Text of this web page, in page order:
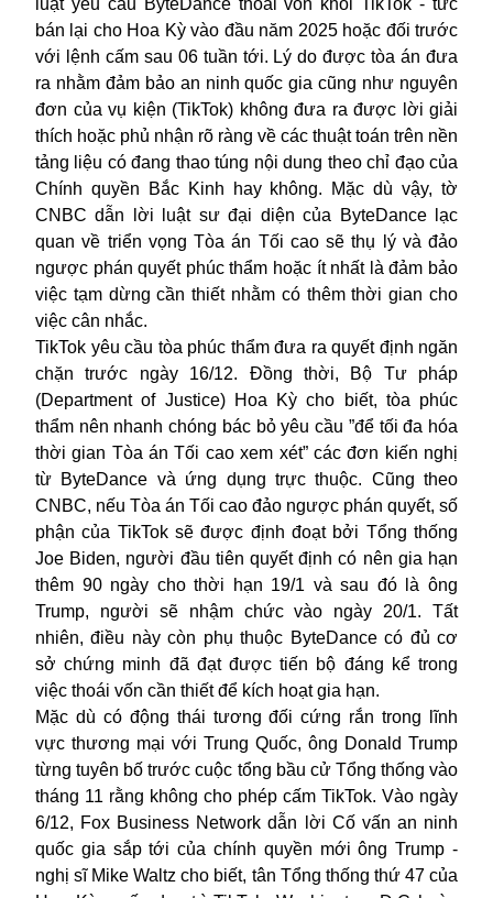
luật yêu cầu ByteDance thoái vốn khỏi TikTok - tức
bán lại cho Hoa Kỳ vào đầu năm 2025 hoặc đối trước
với lệnh cấm sau 06 tuần tới. Lý do được tòa án đưa
ra nhằm đảm bảo an ninh quốc gia cũng như nguyên
đơn của vụ kiện (TikTok) không đưa ra được lời giải
thích hoặc phủ nhận rõ ràng về các thuật toán trên nền
tảng liệu có đang thao túng nội dung theo chỉ đạo của
Chính quyền Bắc Kinh hay không. Mặc dù vậy, tờ
CNBC dẫn lời luật sư đại diện của ByteDance lạc
quan về triển vọng Tòa án Tối cao sẽ thụ lý và đảo
ngược phán quyết phúc thẩm hoặc ít nhất là đảm bảo
việc tạm dừng cần thiết nhằm có thêm thời gian cho
việc cân nhắc.
TikTok yêu cầu tòa phúc thẩm đưa ra quyết định ngăn
chặn trước ngày 16/12. Đồng thời, Bộ Tư pháp
(Department of Justice) Hoa Kỳ cho biết, tòa phúc
thẩm nên nhanh chóng bác bỏ yêu cầu ”để tối đa hóa
thời gian Tòa án Tối cao xem xét” các đơn kiến nghị
từ ByteDance và ứng dụng trực thuộc. Cũng theo
CNBC, nếu Tòa án Tối cao đảo ngược phán quyết, số
phận của TikTok sẽ được định đoạt bởi Tổng thống
Joe Biden, người đầu tiên quyết định có nên gia hạn
thêm 90 ngày cho thời hạn 19/1 và sau đó là ông
Trump, người sẽ nhậm chức vào ngày 20/1. Tất
nhiên, điều này còn phụ thuộc ByteDance có đủ cơ
sở chứng minh đã đạt được tiến bộ đáng kể trong
việc thoái vốn cần thiết để kích hoạt gia hạn.
Mặc dù có động thái tương đối cứng rắn trong lĩnh
vực thương mại với Trung Quốc, ông Donald Trump
từng tuyên bố trước cuộc tổng bầu cử Tổng thống vào
tháng 11 rằng không cho phép cấm TikTok. Vào ngày
6/12, Fox Business Network dẫn lời Cố vấn an ninh
quốc gia sắp tới của chính quyền mới ông Trump -
nghị sĩ Mike Waltz cho biết, tân Tổng thống thứ 47 của